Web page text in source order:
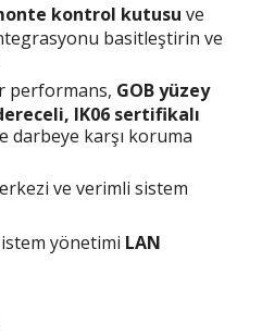
kontrol kutusu ve
basitleştirin ve
performans, GOB yüzey
IK06 sertifikalı
darbeye karşı koruma
ve verimli sistem
yönetimi LAN